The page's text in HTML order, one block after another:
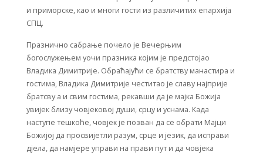
и приморске, као и многи гости из различитих епархија
СПЦ.
Празнично сабрање почело је Вечерњим
богослужењем уочи празника којим је предстојао
Владика Димитрије. Обраћајући се братству манастира и
гостима, Владика Димитрије честитао је славу најприје
братсву а и свим гостима, рекавши да je мајка Божија
увијек близу човјековој души, срцу и уснама. Када
наступе тешкоће, човјек је позван да се обрати Мајци
Божијој да просвијетли разум, срце и језик, да исправи
дјела, да намјере управи на прави пут и да човјека